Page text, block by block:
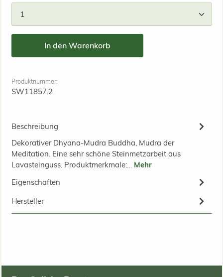
In den Warenkorb
Produktnummer:
SW11857.2
Beschreibung
Dekorativer Dhyana-Mudra Buddha, Mudra der
Meditation. Eine sehr schöne Steinmetzarbeit aus
Lavasteinguss. Produktmerkmale:… Mehr
Eigenschaften
Hersteller